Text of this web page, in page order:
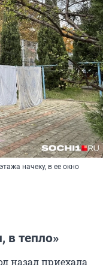
начеку, в ее окно
в тепло»
назад приехала